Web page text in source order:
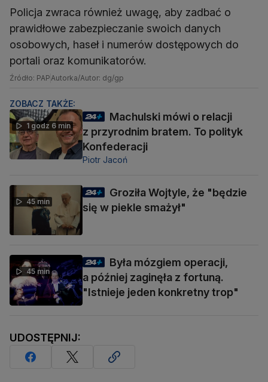
Policja zwraca również uwagę, aby zadbać o
prawidłowe zabezpieczanie swoich danych
osobowych, haseł i numerów dostępowych do
portali oraz komunikatorów.
Źródło: PAPAutorka/Autor: dg/gp
ZOBACZ TAKŻE:
1 godz 6 min
Machulski mówi o relacji
z przyrodnim bratem. To polityk
Konfederacji
Piotr Jacoń
45 min
Groziła Wojtyle, że "będzie
się w piekle smażył"
45 min
Była mózgiem operacji,
a później zaginęła z fortuną.
"Istnieje jeden konkretny trop"
UDOSTĘPNIJ: